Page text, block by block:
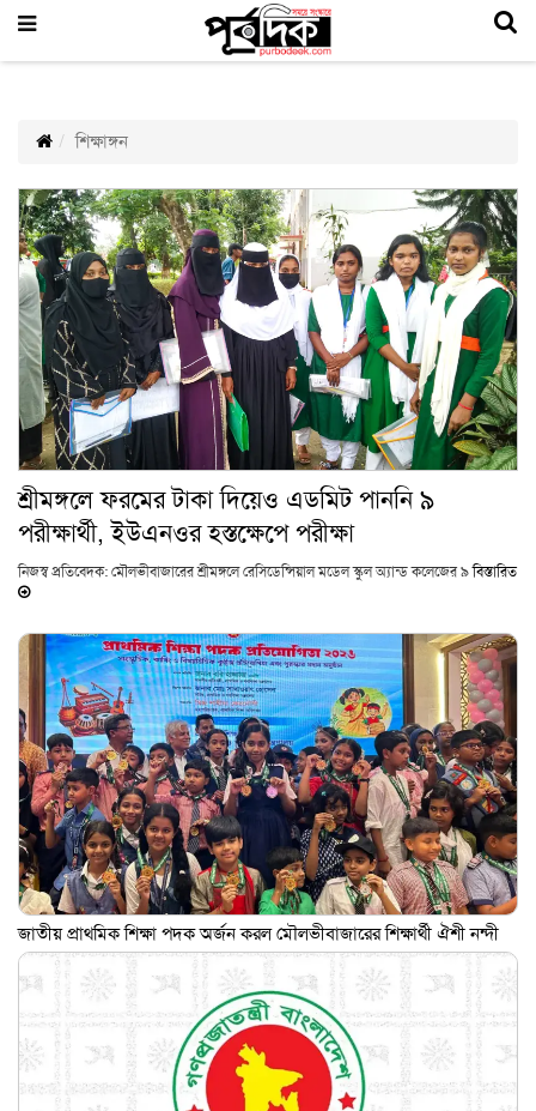
শিক্ষাঙ্গন
শ্রীমঙ্গলে ফরমের টাকা দিয়েও এডমিট পাননি ৯
পরীক্ষার্থী, ইউএনওর হস্তক্ষেপে পরীক্ষা
নিজস্ব প্রতিবেদক: মৌলভীবাজারের শ্রীমঙ্গলে রেসিডেন্সিয়াল মডেল স্কুল অ্যান্ড কলেজের ৯বিস্তারিত
জাতীয় প্রাথমিক শিক্ষা পদক অর্জন করল মৌলভীবাজারের শিক্ষার্থী ঐশী নন্দী